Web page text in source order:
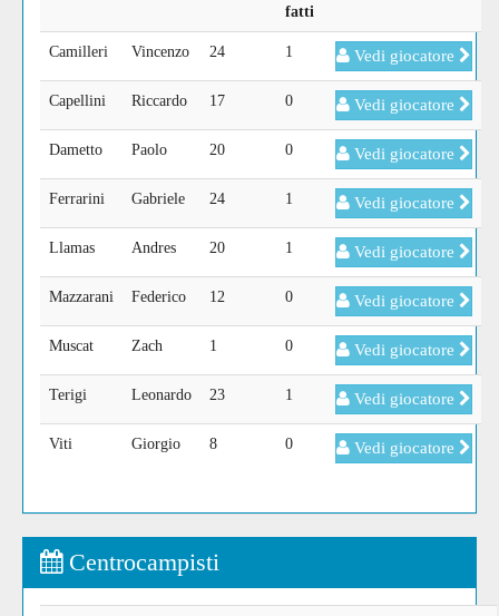
fatti
Camilleri Vincenzo 24 1 Vedi giocatore
Capellini Riccardo 17 0 Vedi giocatore
Dametto Paolo 20 0 Vedi giocatore
Ferrarini Gabriele 24 1 Vedi giocatore
Llamas Andres 20 1 Vedi giocatore
Mazzarani Federico 12 0 Vedi giocatore
Muscat Zach 1 0 Vedi giocatore
Terigi Leonardo 23 1 Vedi giocatore
Viti Giorgio 8 0 Vedi giocatore
Centrocampisti